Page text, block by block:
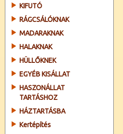
KIFUTÓ
RÁGCSÁLÓKNAK
MADARAKNAK
HALAKNAK
HÜLLŐKNEK
EGYÉB KISÁLLAT
HASZONÁLLAT
TARTÁSHOZ
HÁZTARTÁSBA
Kertépítés